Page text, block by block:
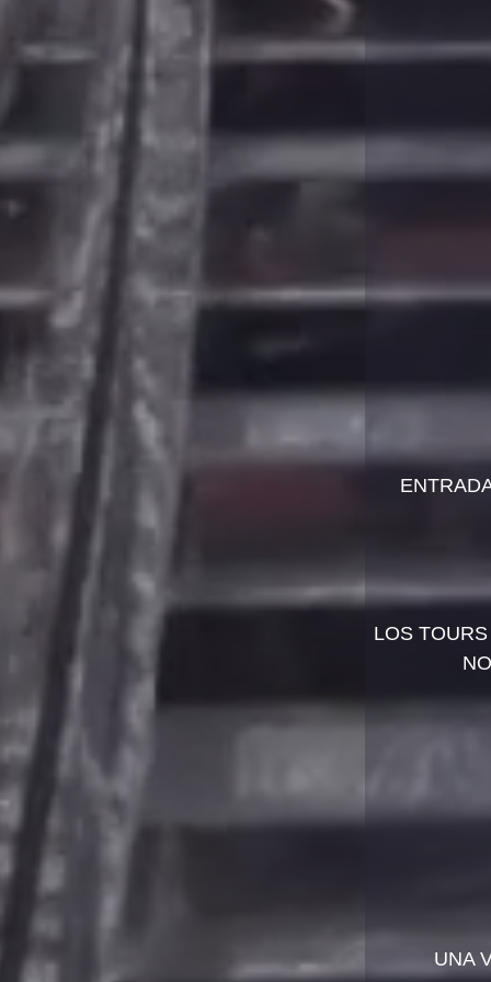
LOS
UNA